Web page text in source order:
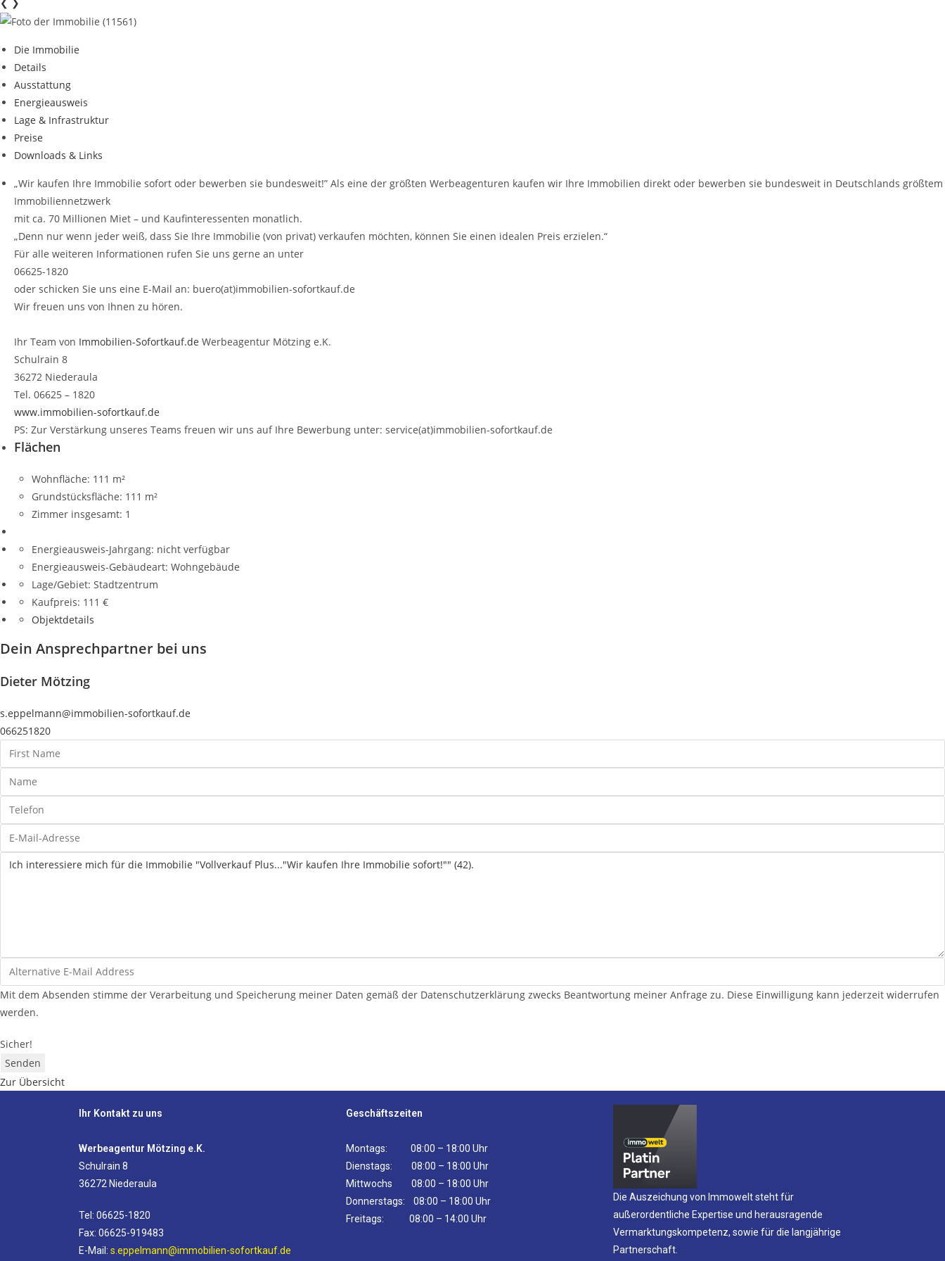
Die Immobilie
Details
Ausstattung
Energieausweis
Lage & Infrastruktur
Preise
Downloads & Links
„Wir kaufen Ihre Immobilie sofort oder bewerben sie bundesweit!” Als eine der größten Werbeagenturen kaufen wir Ihre Immobilien direkt oder bewerben sie bundesweit in Deutschlands größtem
Immobiliennetzwerk
mit ca. 70 Millionen Miet – und Kaufinteressenten monatlich.
„Denn nur wenn jeder weiß, dass Sie Ihre Immobilie (von privat) verkaufen möchten, können Sie einen idealen Preis erzielen.“
Für alle weiteren Informationen rufen Sie uns gerne an unter
06625-1820
oder schicken Sie uns eine E-Mail an: buero(at)immobilien-sofortkauf.de
Wir freuen uns von Ihnen zu hören.
Ihr Team von Immobilien-Sofortkauf.de Werbeagentur Mötzing e.K.
Schulrain 8
36272 Niederaula
Tel. 06625 – 1820
www.immobilien-sofortkauf.de
PS: Zur Verstärkung unseres Teams freuen wir uns auf Ihre Bewerbung unter: service(at)immobilien-sofortkauf.de
Flächen
Wohnfläche: 111 m²
Grundstücksfläche: 111 m²
Zimmer insgesamt: 1
Energieausweis-Jahrgang: nicht verfügbar
Energieausweis-Gebäudeart: Wohngebäude
Lage/Gebiet: Stadtzentrum
Kaufpreis: 111 €
Objektdetails
Dein Ansprechpartner bei uns
Dieter Mötzing
s.eppelmann@immobilien-sofortkauf.de
066251820
Mit dem Absenden stimme der Verarbeitung und Speicherung meiner Daten gemäß der Datenschutzerklärung zwecks Beantwortung meiner Anfrage zu. Diese Einwilligung kann jederzeit widerrufen
werden.
Sicher!
Senden
Zur Übersicht
Ihr Kontakt zu uns
Werbeagentur Mötzing e.K.
Schulrain 8
36272 Niederaula
Tel: 06625-1820
Fax: 06625-919483
E-Mail: s.eppelmann@immobilien-sofortkauf.de
Geschäftszeiten
Montags: 08:00 – 18:00 Uhr
Dienstags: 08:00 – 18:00 Uhr
Mittwochs 08:00 – 18:00 Uhr
Donnerstags: 08:00 – 18:00 Uhr
Freitags: 08:00 – 14:00 Uhr
Die Auszeichung von Immowelt steht für
außerordentliche Expertise und herausragende
Vermarktungskompetenz, sowie für die langjährige
Partnerschaft.